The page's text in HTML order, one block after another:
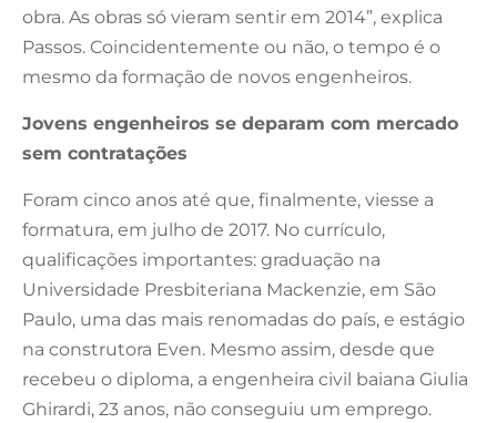
obra. As obras só vieram sentir em 2014”, explica
Passos. Coincidentemente ou não, o tempo é o
mesmo da formação de novos engenheiros.
Jovens engenheiros se deparam com mercado
sem contratações
Foram cinco anos até que, finalmente, viesse a
formatura, em julho de 2017. No currículo,
qualificações importantes: graduação na
Universidade Presbiteriana Mackenzie, em São
Paulo, uma das mais renomadas do país, e estágio
na construtora Even. Mesmo assim, desde que
recebeu o diploma, a engenheira civil baiana Giulia
Ghirardi, 23 anos, não conseguiu um emprego.